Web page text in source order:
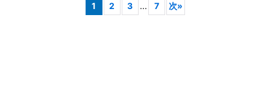
1 2 3 ... 7 次»